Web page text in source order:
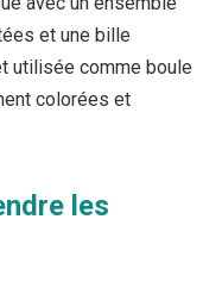
et une bille
utilisée comme boule
colorées et
les